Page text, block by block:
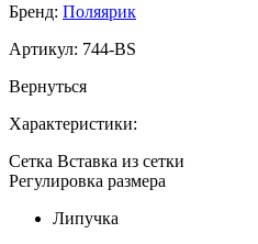
Бренд: Поляярик
Артикул: 744-BS
Вернуться
Характеристики:
Сетка Вставка из сетки
Регулировка размера
Липучка